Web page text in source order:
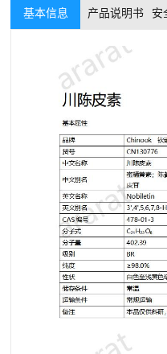
基本信息 产品说明书